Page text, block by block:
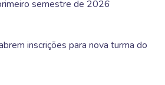
semestre de 2026
inscrições para nova turma do